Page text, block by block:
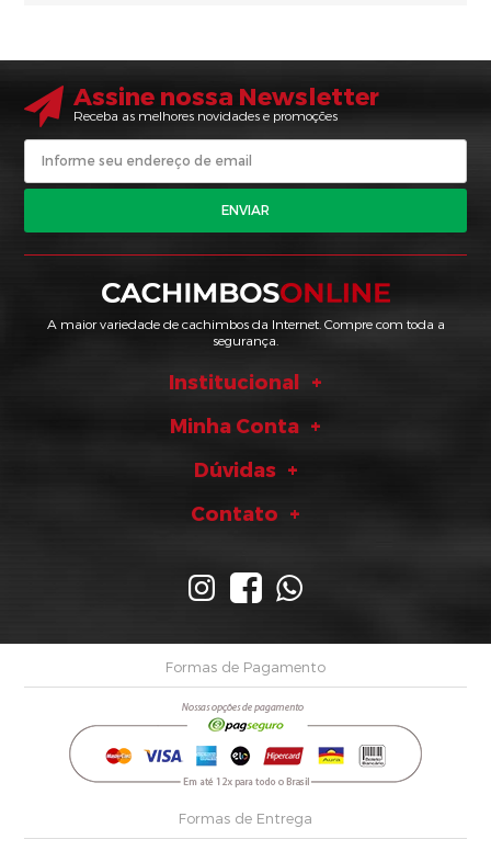
Assine nossa Newsletter
Receba as melhores novidades e promoções
ENVIAR
A maior variedade de cachimbos da Internet. Compre com toda a
segurança.
Institucional
Minha Conta
Dúvidas
Contato
Formas de Pagamento
Formas de Entrega